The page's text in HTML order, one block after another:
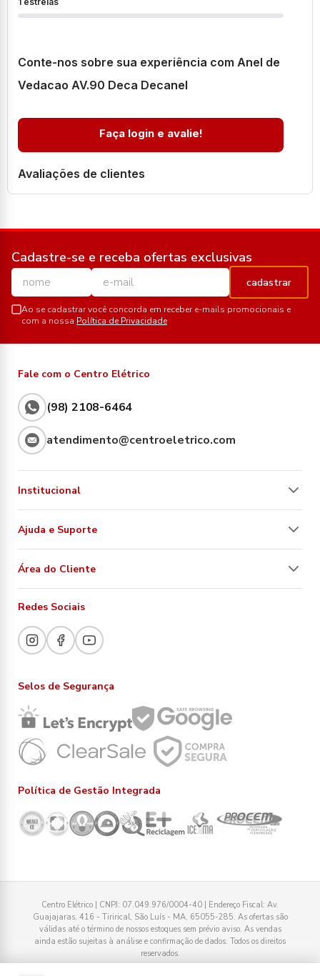
Conte-nos sobre sua experiência com Anel de
Vedacao AV.90 Deca Decanel
Faça login e avalie!
Avaliações de clientes
Cadastre-se e receba ofertas exclusivas
cadastrar
Ao se cadastrar você concorda em receber e-mails promocionais e
com a nossa Política de Privacidade
Fale com o Centro Elétrico
(98) 2108-6464
atendimento@centroeletrico.com
Institucional
Ajuda e Suporte
Área do Cliente
Redes Sociais
Selos de Segurança
Política de Gestão Integrada
Centro Elétrico | CNPJ: 07.049.976/0004-40 | Endereço Fiscal: Av.
Guajajaras, 416 - Tirirical, São Luís - MA, 65055-285. As ofertas são
válidas até o término de nossos estoques sem prévio aviso. As vendas
ainda estão sujeitas à análise e confirmação de dados. Todos os direitos
reservados.